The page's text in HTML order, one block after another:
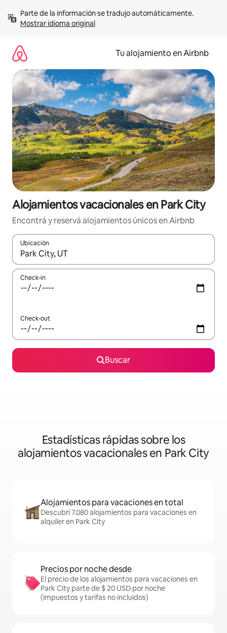
contenidoMostrar idioma original
Tu alojamiento en Airbnb
Alojamientos vacacionales en Park City
Encontrá y reservá alojamientos únicos en Airbnb
Ubicación
Cuando los resultados estén disponibles, navegá con las
Check-in
Check-out
Buscar
Estadísticas rápidas sobre los
alojamientos vacacionales en Park City
Alojamientos para vacaciones en total
Descubrí 7.080 alojamientos para vacaciones en
alquiler en Park City
Precios por noche desde
El precio de los alojamientos para vacaciones en
Park City parte de $ 20 USD por noche
(impuestos y tarifas no incluidos)